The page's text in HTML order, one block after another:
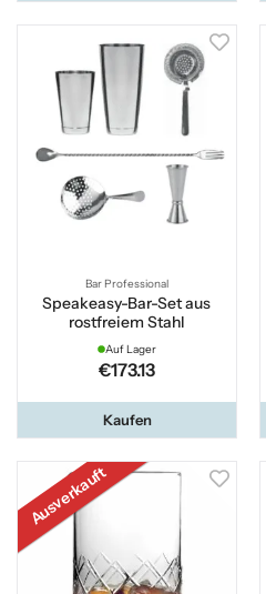
Bar Professional
Speakeasy-Bar-Set aus
rostfreiem Stahl
Auf Lager
€173.13
Kaufen
Ausverkauft